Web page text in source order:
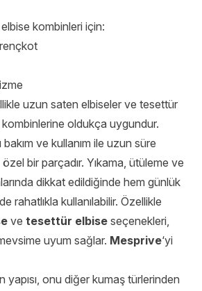
kombinleri için:
uzun saten elbiseler ve tesettür
kombinlerine oldukça uygundur.
ve kullanım ile uzun süre
özel bir parçadır. Yıkama, ütüleme ve
dikkat edildiğinde hem günlük
rahatlıkla kullanılabilir. Özellikle
ve tesettür elbise seçenekleri,
uyum sağlar. Mesprive‘yi
yapısı, onu diğer kumaş türlerinden